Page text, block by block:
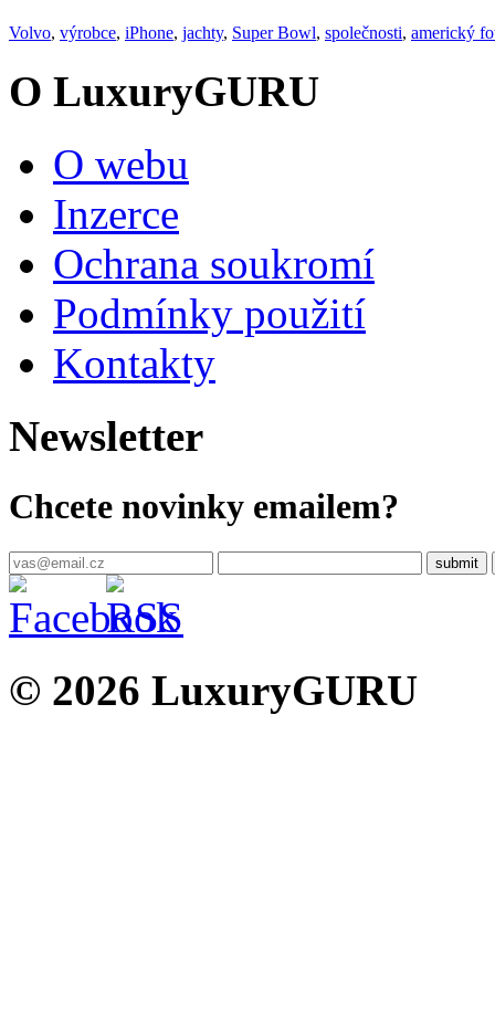
Volvo, výrobce, iPhone, jachty, Super Bowl, společnosti, americký
O LuxuryGURU
O webu
Inzerce
Ochrana soukromí
Podmínky použití
Kontakty
Newsletter
Chcete novinky emailem?
© 2026 LuxuryGURU